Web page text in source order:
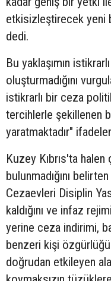
etkisizleştirecek yeni
dedi.
Bu yaklaşımın
oluşturmadığını
istikrarlı bir ceza
tercihlerle şekillenen
yaratmaktadır"
Kuzey Kıbrıs'ta
bulunmadığını
Cezaevleri Disiplin
kaldığını ve infaz
yerine ceza indirimi,
benzeri kişi
doğrudan etkileyen